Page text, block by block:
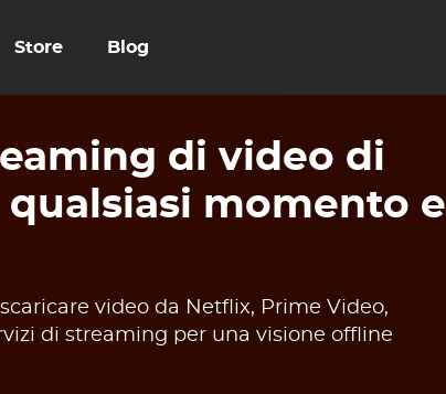
Store Blog
di video di
momento e
video da Netflix, Prime Video,
di streaming per una visione offline